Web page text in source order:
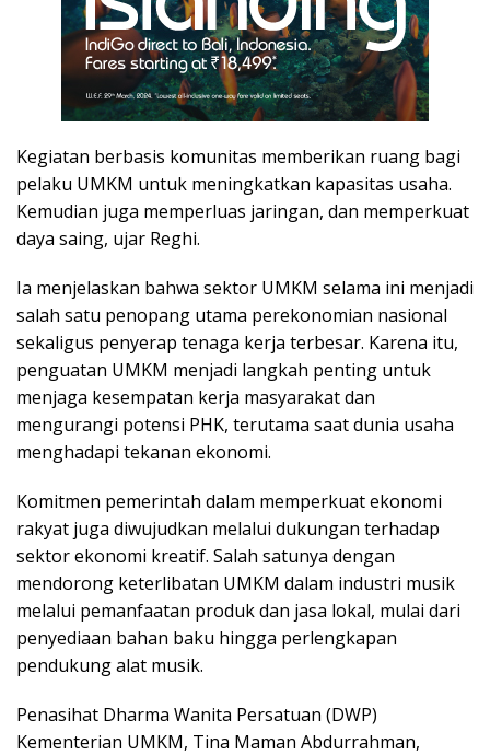
Kegiatan berbasis komunitas memberikan ruang bagi
pelaku UMKM untuk meningkatkan kapasitas usaha.
Kemudian juga memperluas jaringan, dan memperkuat
daya saing, ujar Reghi.
Ia menjelaskan bahwa sektor UMKM selama ini menjadi
salah satu penopang utama perekonomian nasional
sekaligus penyerap tenaga kerja terbesar. Karena itu,
penguatan UMKM menjadi langkah penting untuk
menjaga kesempatan kerja masyarakat dan
mengurangi potensi PHK, terutama saat dunia usaha
menghadapi tekanan ekonomi.
Komitmen pemerintah dalam memperkuat ekonomi
rakyat juga diwujudkan melalui dukungan terhadap
sektor ekonomi kreatif. Salah satunya dengan
mendorong keterlibatan UMKM dalam industri musik
melalui pemanfaatan produk dan jasa lokal, mulai dari
penyediaan bahan baku hingga perlengkapan
pendukung alat musik.
Penasihat Dharma Wanita Persatuan (DWP)
Kementerian UMKM, Tina Maman Abdurrahman,